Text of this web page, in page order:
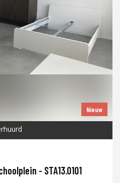
Nieuw
- STA13.0101